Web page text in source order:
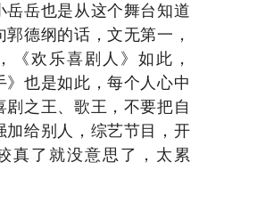
岳岳也是从这个舞台知道
郭德纲的话，文无第一，
《欢乐喜剧人》如此，
》也是如此，每个人心中
剧之王、歌王，不要把自
加给别人，综艺节目，开
真了就没意思了，太累